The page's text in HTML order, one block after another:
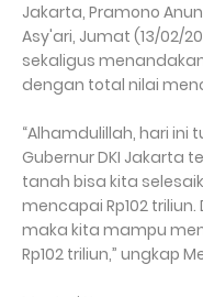
Jakarta, Pramono
Asy'ari, Jumat (13/02/
sekaligus
dengan total nilai
“Alhamdulillah, hari
Gubernur DKI Jakarta
tanah bisa kita
mencapai Rp102
maka kita mampu
Rp102 triliun,” ungkap